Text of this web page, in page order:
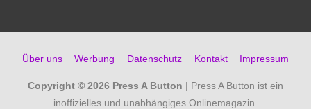
Über uns Werbung Datenschutz Kontakt Impressum
Copyright © 2026 Press A Button | Press A Button ist ein
inoffizielles und unabhängiges Onlinemagazin.